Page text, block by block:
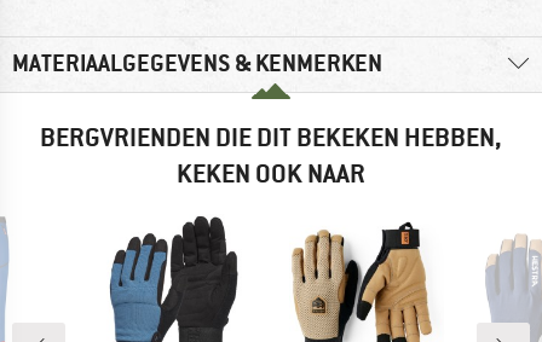
MATERIAALGEGEVENS & KENMERKEN
BERGVRIENDEN DIE DIT BEKEKEN HEBBEN,
KEKEN OOK NAAR